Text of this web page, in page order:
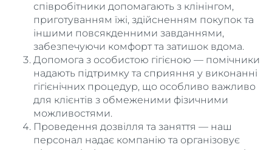
співробітники допомагають з клінінгом,
приготуванням їжі, здійсненням покупок та
іншими повсякденними завданнями,
забезпечуючи комфорт та затишок вдома.
Допомога з особистою гігієною — помічники
надають підтримку та сприяння у виконанні
гігієнічних процедур, що особливо важливо
для клієнтів з обмеженими фізичними
можливостями.
Проведення дозвілля та заняття — наш
персонал надає компанію та організовує